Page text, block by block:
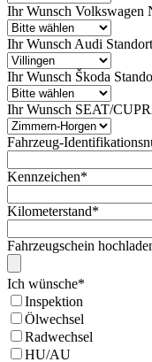
Ihr Wunsch Volkswagen
Ihr Wunsch Audi Standort
Ihr Wunsch Škoda
Ihr Wunsch SEAT/
Fahrzeug-
Kennzeichen*
Kilometerstand*
Fahrzeugschein
Ich wünsche*
Inspektion
Ölwechsel
Radwechsel
HU/AU